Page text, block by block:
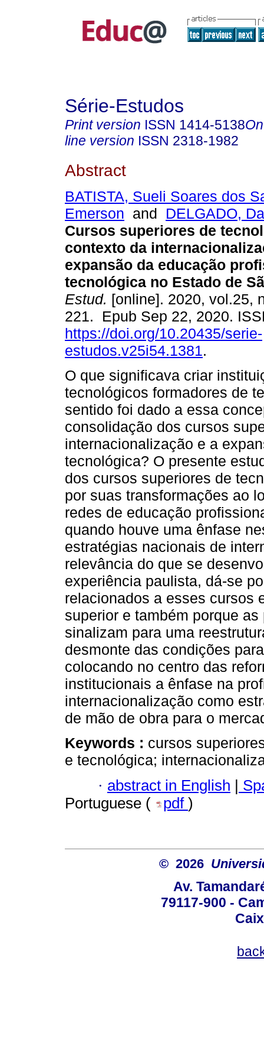
Série-Estudos
Print version ISSN 1414-5138
line version ISSN 2318-1982
Abstract
BATISTA, Sueli Soares dos
Emerson and DELGADO,
Cursos superiores de
contexto da
expansão da educação
tecnológica no Estado de
Estud. [online]. 2020, vol.25,
221. Epub Sep 22, 2020.
https://doi.org/10.20435/serie-
estudos.v25i54.1381.
O que significava criar
tecnológicos formadores de
sentido foi dado a essa
consolidação dos cursos
internacionalização e a
tecnológica? O presente
dos cursos superiores de
por suas transformações ao
redes de educação
quando houve uma ênfase
estratégias nacionais de
relevância do que se
experiência paulista, dá-se
relacionados a esses cursos
superior e também porque
sinalizam para uma
desmonte das condições
colocando no centro das
institucionais a ênfase na
internacionalização como
de mão de obra para o
Keywords : cursos
e tecnológica;
· abstract in English |
Portuguese (
pdf )
© 2026
Av.
79117-900 -